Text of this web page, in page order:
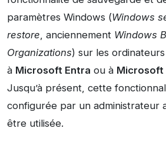
paramètres Windows (Windows
restore, anciennement Windows
Organizations) sur les
à Microsoft Entra ou à Microsoft
Jusqu’à présent, cette
configurée par un administrateur
être utilisée.